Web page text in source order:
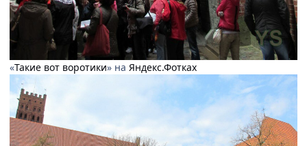
«Такие вот воротики» на Яндекс.Фотках